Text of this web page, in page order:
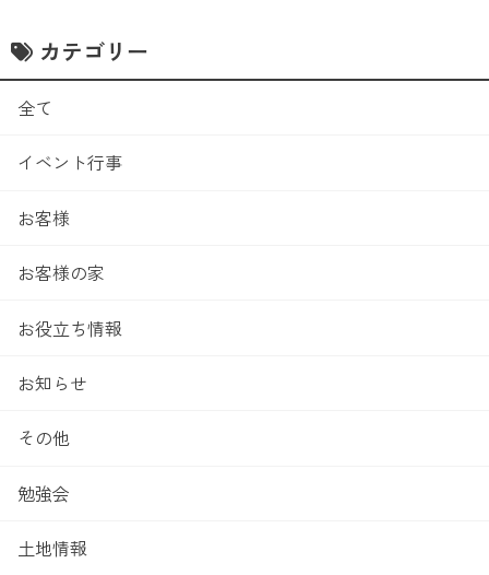
カテゴリー
全て
イベント行事
お客様
お客様の家
お役立ち情報
お知らせ
その他
勉強会
土地情報